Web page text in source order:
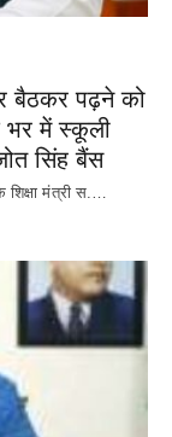
बैठकर पढ़ने को
भर में स्कूली
सिंह बैंस
मंत्री स.…